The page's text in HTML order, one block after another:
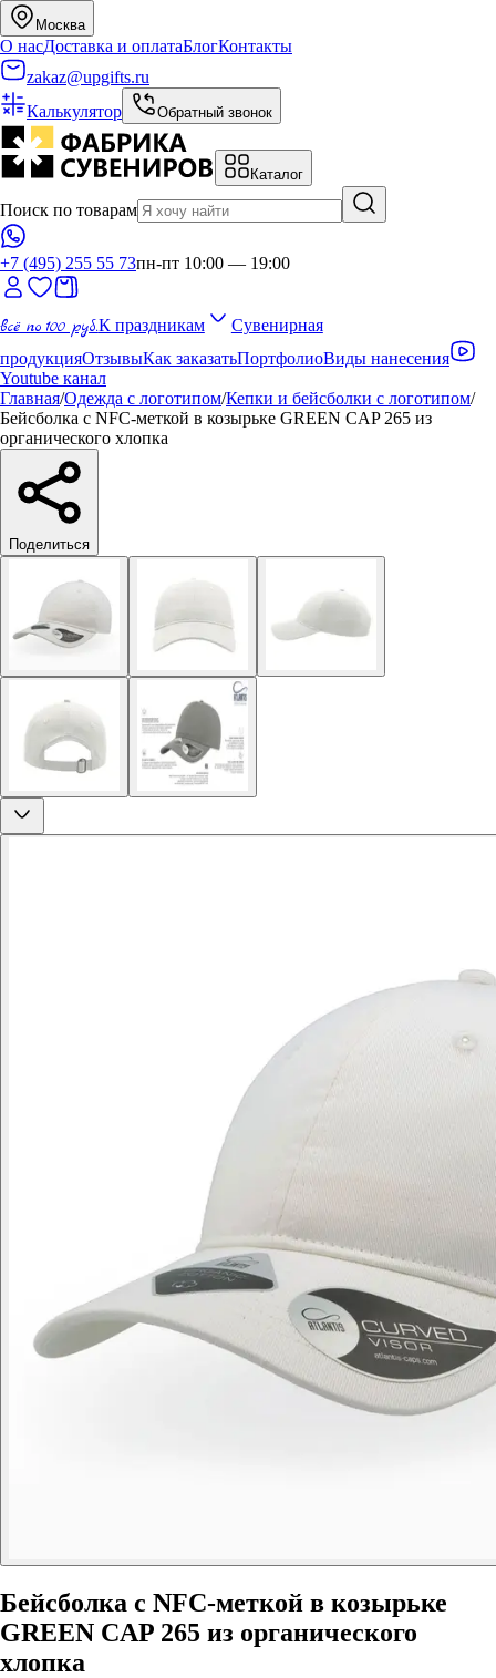
Москва
О насДоставка и оплатаБлогКонтакты
zakaz@upgifts.ru
Калькулятор
Обратный звонок
Каталог
Поиск по товарам
+7 (495) 255 55 73пн-пт 10:00 — 19:00
всё по 100 руб.К праздникам
Сувенирная
продукцияОтзывыКак заказатьПортфолиоВиды нанесения
Youtube канал
Главная/Одежда с логотипом/Кепки и бейсболки с логотипом/
Бейсболка с NFC-меткой в козырьке GREEN CAP 265 из
органического хлопка
Поделиться
Бейсболка с NFC-меткой в козырьке
GREEN CAP 265 из органического
хлопка